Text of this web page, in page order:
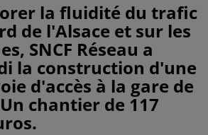
la fluidité du trafic
de l'Alsace et sur les
SNCF Réseau a
la construction d'une
d'accès à la gare de
chantier de 117